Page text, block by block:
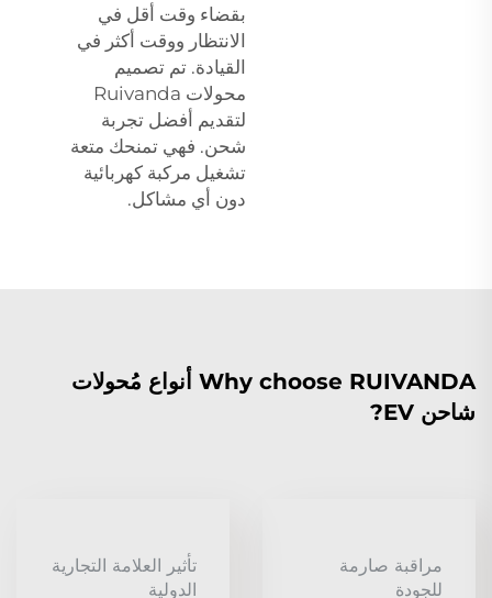
بقضاء وقت أقل في
الانتظار ووقت أكثر في
القيادة. تم تصميم
محولات Ruivanda
لتقديم أفضل تجربة
شحن. فهي تمنحك متعة
تشغيل مركبة كهربائية
دون أي مشاكل.
Why choose RUIVANDA أنواع مُحولات
شاحن EV?
مراقبة صارمة
للجودة
تأثير العلامة التجارية
الدولية